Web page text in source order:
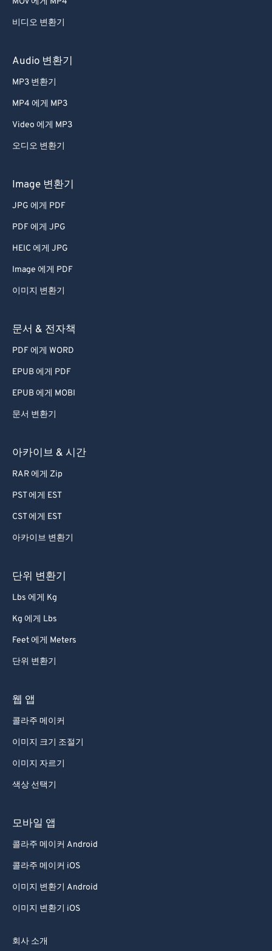
비디오 변환기
Audio 변환기
MP3 변환기
MP4 에게 MP3
Video 에게 MP3
오디오 변환기
Image 변환기
JPG 에게 PDF
PDF 에게 JPG
HEIC 에게 JPG
Image 에게 PDF
이미지 변환기
문서 & 전자책
PDF 에게 WORD
EPUB 에게 PDF
EPUB 에게 MOBI
문서 변환기
아카이브 & 시간
RAR 에게 Zip
PST 에게 EST
CST 에게 EST
아카이브 변환기
단위 변환기
Lbs 에게 Kg
Kg 에게 Lbs
Feet 에게 Meters
단위 변환기
웹 앱
콜라주 메이커
이미지 크기 조절기
이미지 자르기
색상 선택기
모바일 앱
콜라주 메이커 Android
콜라주 메이커 iOS
이미지 변환기 Android
이미지 변환기 iOS
회사 소개